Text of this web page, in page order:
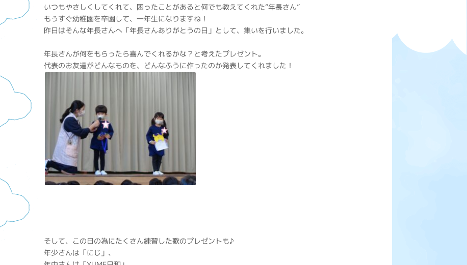
いつもやさしくしてくれて、困ったことがあると何でも教えてくれた“年長さん”
もうすぐ幼稚園を卒園して、一年生になりますね！
昨日はそんな年長さんへ「年長さんありがとうの日」として、集いを行いました。
年長さんが何をもらったら喜んでくれるかな？と考えたプレゼント。
代表のお友達がどんなものを、どんなふうに作ったのか発表してくれました！
そして、この日の為にたくさん練習した歌のプレゼントも♪
年少さんは「にじ」、